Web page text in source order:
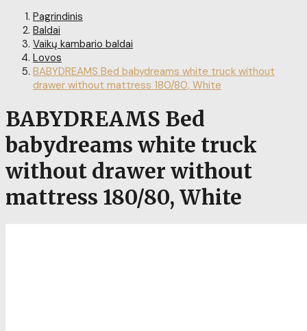
Pagrindinis
Baldai
Vaikų kambario baldai
Lovos
BABYDREAMS Bed babydreams white truck without
drawer without mattress 180/80, White
BABYDREAMS Bed
babydreams white truck
without drawer without
mattress 180/80, White